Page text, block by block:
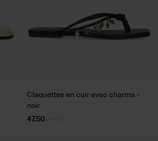
Claquettes en cuir avec charms -
noir
47.50